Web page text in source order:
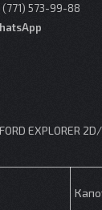
(771) 573-99-88
EXPLORER